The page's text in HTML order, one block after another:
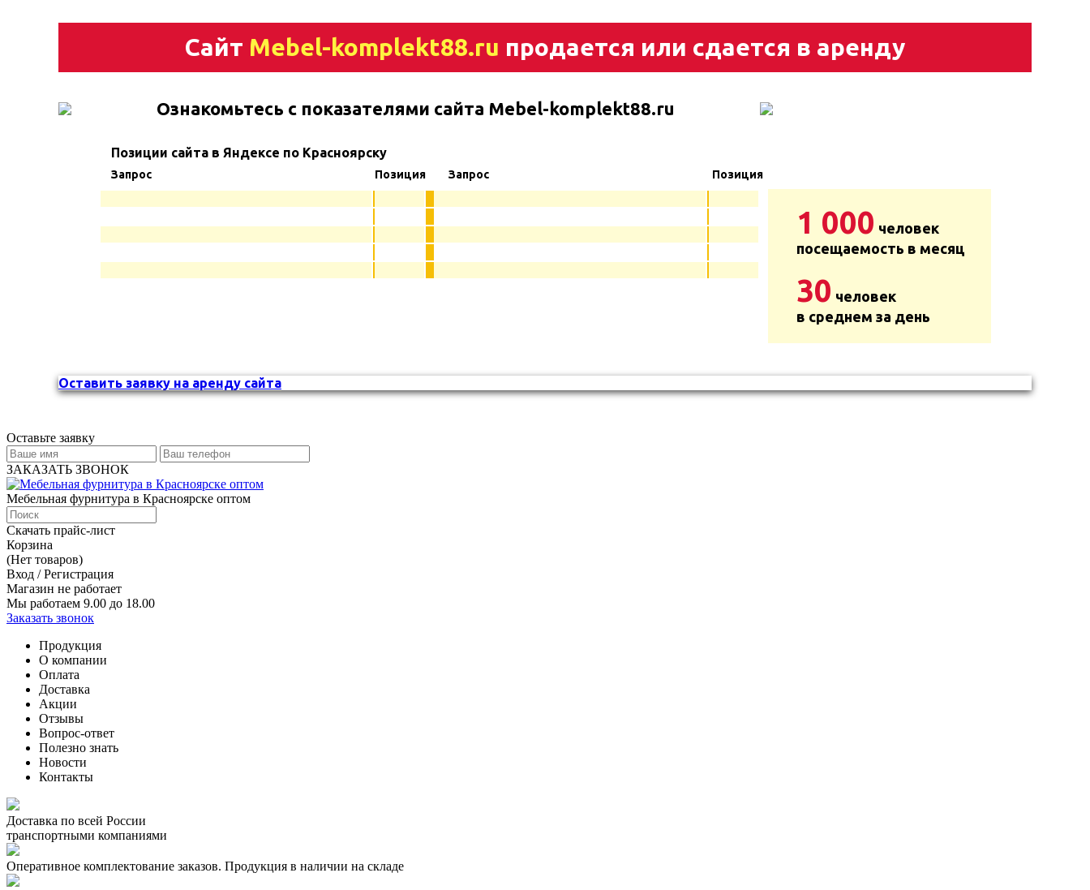
Сайт Mebel-komplekt88.ru продается или сдается в аренду
Ознакомьтесь с показателями сайта Mebel-komplekt88.ru
Позиции сайта в Яндексе по Красноярску
Запрос Позиция Запрос Позиция
1 000 человек
посещаемость в месяц
30 человек
в среднем за день
Оставить заявку на аренду сайта
Оставьте заявку
ЗАКАЗАТЬ ЗВОНОК
Мебельная фурнитура в Красноярске оптом
Скачать прайс-лист
Корзина
(Нет товаров)
Вход / Регистрация
Магазин не работает
Мы работаем 9.00 до 18.00
Заказать звонок
Продукция
О компании
Оплата
Доставка
Акции
Отзывы
Вопрос-ответ
Полезно знать
Новости
Контакты
Доставка по всей России
транспортными компаниями
Оперативное комплектование заказов. Продукция в наличии на складе